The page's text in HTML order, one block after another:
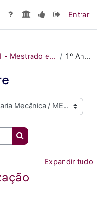
Entrar
MEGI - Mestrado em Engenharia e Gestão Industrial 1º Ano - 1º Semestre
Pesquisar disciplinas
Expandir tudo